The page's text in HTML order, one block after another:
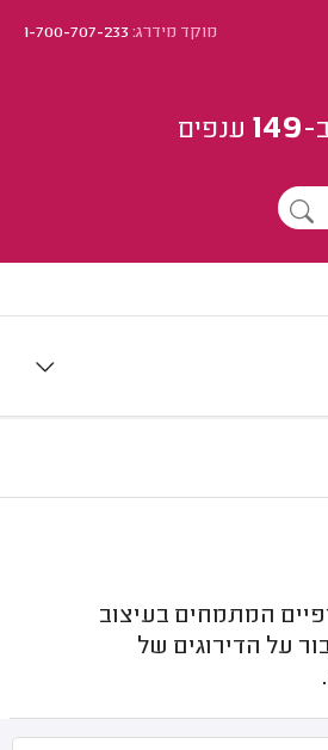
מוקד מידרג:1-700-707-233
ב-149 ענפים
המתמחים בעיצוב
על הדירוגים של